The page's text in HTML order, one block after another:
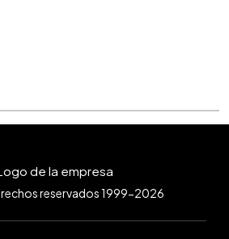
reservados 1999-2026